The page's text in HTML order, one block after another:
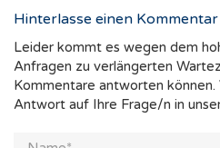
Hinterlasse einen Kommentar
Leider kommt es wegen dem
Anfragen zu verlängerten
Kommentare antworten
Antwort auf Ihre Frage/n in